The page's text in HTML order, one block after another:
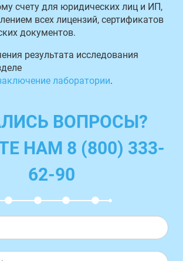
счету для юридических лиц и ИП,
всех лицензий, сертификатов
документов.
результата исследования
лаборатории.
ВОПРОСЫ?
НАМ 8 (800) 333-
62-90